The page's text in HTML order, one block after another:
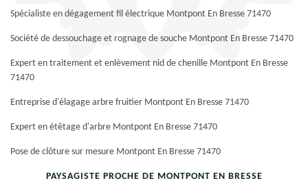
Spécialiste en dégagement fil électrique Montpont En Bresse 71470
Société de dessouchage et rognage de souche Montpont En Bresse 71470
Expert en traitement et enlèvement nid de chenille Montpont En Bresse
71470
Entreprise d'élagage arbre fruitier Montpont En Bresse 71470
Expert en étêtage d'arbre Montpont En Bresse 71470
Pose de clôture sur mesure Montpont En Bresse 71470
PAYSAGISTE PROCHE DE MONTPONT EN BRESSE